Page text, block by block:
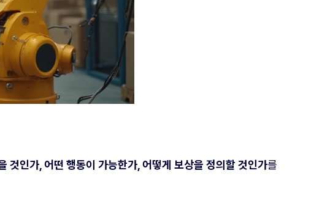
것인가, 어떤 행동이 가능한가, 어떻게 보상을 정의할 것인가를